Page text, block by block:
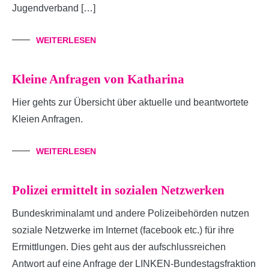
Jugendverband […]
WEITERLESEN
Kleine Anfragen von Katharina
Hier gehts zur Übersicht über aktuelle und beantwortete
Kleien Anfragen.
WEITERLESEN
Polizei ermittelt in sozialen Netzwerken
Bundeskriminalamt und andere Polizeibehörden nutzen
soziale Netzwerke im Internet (facebook etc.) für ihre
Ermittlungen. Dies geht aus der aufschlussreichen
Antwort auf eine Anfrage der LINKEN-Bundestagsfraktion